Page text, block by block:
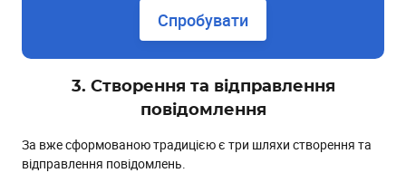
Спробувати
3. Створення та відправлення
повідомлення
За вже сформованою традицією є три шляхи створення та
відправлення повідомлень.